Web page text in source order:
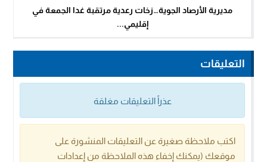
مديرية الأرصاد الجوية…زخات رعدية مرتقبة غدا الجمعة في
إقليمي...
التعليقات
عذراً التعليقات مغلقة
اكتب ملاحظة صغيرة عن التعليقات المنشورة على
موقعك (يمكنك إخفاء هذه الملاحظة من إعدادات